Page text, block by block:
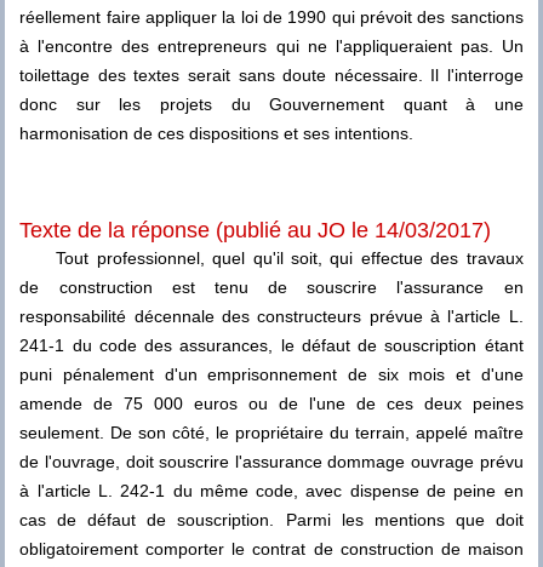
réellement faire appliquer la loi de 1990 qui prévoit des sanctions
à l'encontre des entrepreneurs qui ne l'appliqueraient pas. Un
toilettage des textes serait sans doute nécessaire. Il l'interroge
donc sur les projets du Gouvernement quant à une
harmonisation de ces dispositions et ses intentions.
Texte de la réponse (publié au JO le 14/03/2017)
Tout professionnel, quel qu'il soit, qui effectue des travaux
de construction est tenu de souscrire l'assurance en
responsabilité décennale des constructeurs prévue à l'article L.
241-1 du code des assurances, le défaut de souscription étant
puni pénalement d'un emprisonnement de six mois et d'une
amende de 75 000 euros ou de l'une de ces deux peines
seulement. De son côté, le propriétaire du terrain, appelé maître
de l'ouvrage, doit souscrire l'assurance dommage ouvrage prévu
à l'article L. 242-1 du même code, avec dispense de peine en
cas de défaut de souscription. Parmi les mentions que doit
obligatoirement comporter le contrat de construction de maison